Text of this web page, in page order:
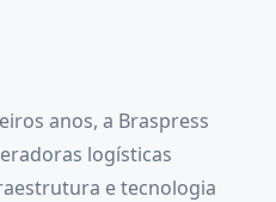
anos, a Braspress
logísticas
e tecnologia